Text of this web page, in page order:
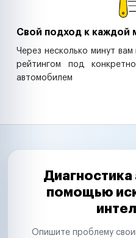
Свой подход к каждой
Через несколько минут
рейтингом под
автомобилем
Диагностика
помощью
Опишите проблему